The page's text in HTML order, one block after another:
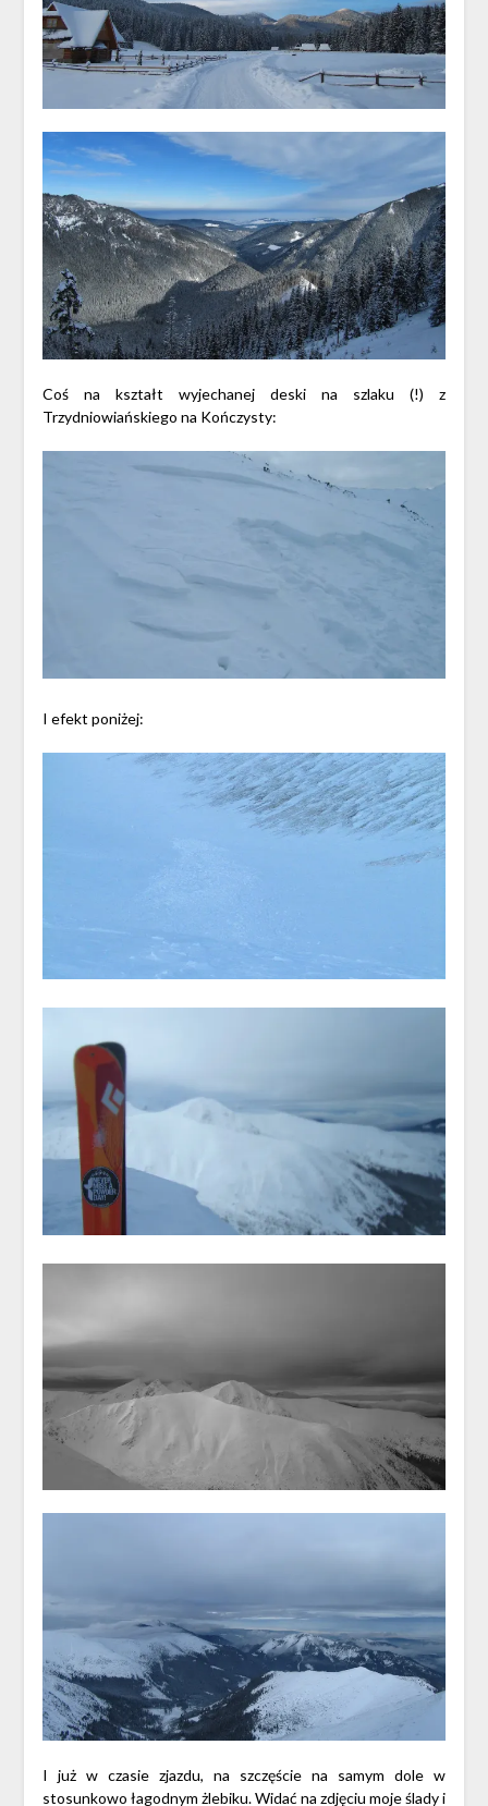
Coś na kształt wyjechanej deski na szlaku (!) z
Trzydniowiańskiego na Kończysty:
I efekt poniżej:
I już w czasie zjazdu, na szczęście na samym dole w
stosunkowo łagodnym żlebiku. Widać na zdjęciu moje ślady i